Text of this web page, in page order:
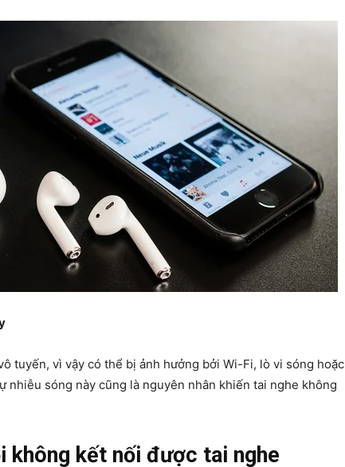
tuyến, vì vậy có thể bị ảnh hưởng bởi Wi-Fi, lò vi sóng hoặc
nhiễu sóng này cũng là nguyên nhân khiến tai nghe không
không kết nối được tai nghe